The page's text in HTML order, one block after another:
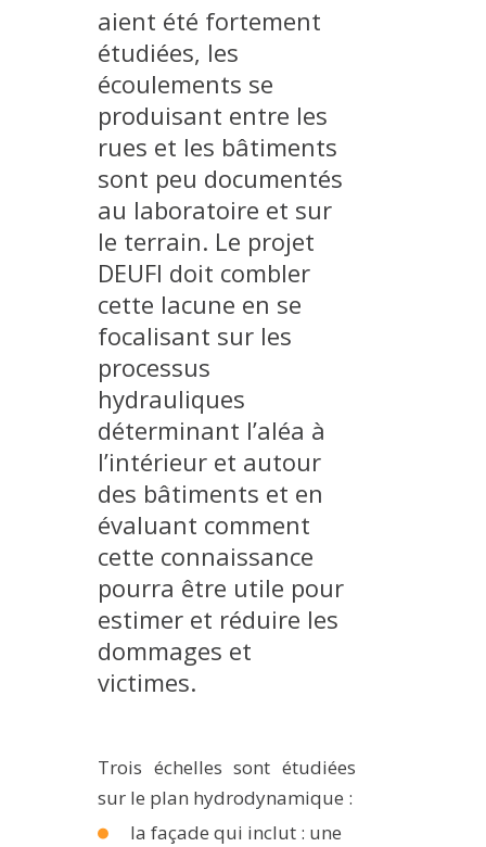
PLATEFORMES EXPÉRIMENTALES
IMPLANTATIONS GÉOGRAPHIQUES
PROJETS EN COURS
PROJETS TERMINÉS
NOS RÉSEAUX SCIENTIFIQUES ET TECHNIQUES
SÉMINAIRES RÉGULIERS
FORMATION
MASTER
INGÉNIEUR
FORMATION CONTINUE
FORMATION DOCTORALE
THÈSES EN COURS
PRODUCTION
MÉTHODES ET OUTILS
PUBLICATIONS SUR HAL
WORKING PAPERS
NOS TRAVAUX EN VIDÉO
aient été fortement
étudiées, les
écoulements se
produisant entre les
rues et les bâtiments
sont peu documentés
au laboratoire et sur
le terrain. Le projet
DEUFI doit combler
cette lacune en se
focalisant sur les
processus
hydrauliques
déterminant l’aléa à
l’intérieur et autour
des bâtiments et en
évaluant comment
cette connaissance
pourra être utile pour
estimer et réduire les
dommages et
victimes.
Trois échelles sont étudiées
sur le plan hydrodynamique :
la façade qui inclut : une